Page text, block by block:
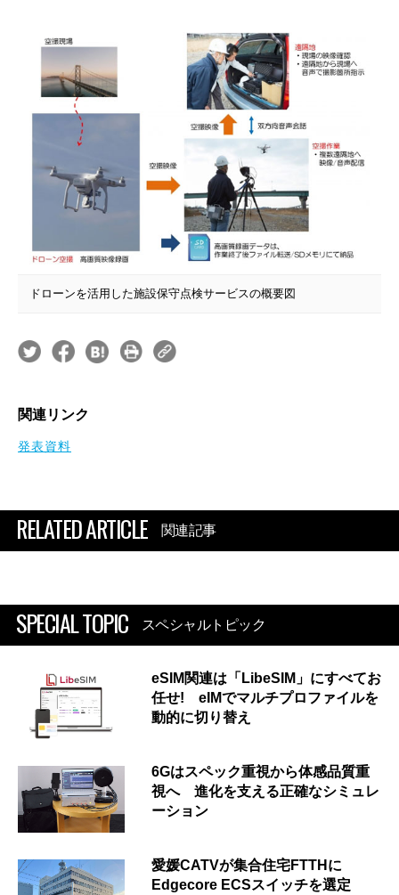
ドローンを活用した施設保守点検サービスの概要図
関連リンク
発表資料
RELATED ARTICLE 関連記事
SPECIAL TOPIC スペシャルトピック
eSIM関連は「LibeSIM」にすべてお
任せ! eIMでマルチプロファイルを
動的に切り替え
6Gはスペック重視から体感品質重
視へ 進化を支える正確なシミュレ
ーション
愛媛CATVが集合住宅FTTHに
Edgecore ECSスイッチを選定